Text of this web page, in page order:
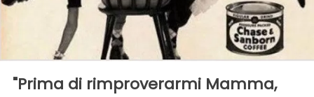
"Prima di rimproverarmi Mamma,